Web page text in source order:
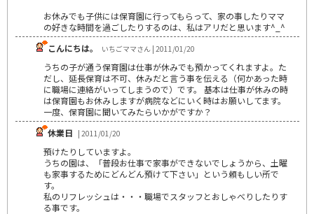
お休みでも子供には保育園に行ってもらって、家の事したりママ
の好きな時間を過ごしたりするのは、私はアリだと思います^_^
こんにちは。
いちごママさん | 2011/01/20
うちの子が通う保育園は仕事が休みでも預かってくれますよ。た
だし、延長保育は不可、休みだと言う事を伝える（何かあった時
に職場に連絡がいってしまうので）です。 基本は仕事が休みの時
は保育園もお休みしますが病院などにいく時はお願いしてます。
一度、保育園に聞いてみたらいかがですか？
休業日 | 2011/01/20
預けたりしていますよ。
うちの園は、「普段お仕事で家事ができないでしょうから、土曜
も家事するためにどんどん預けて下さい」という頼もしい所で
す。
私のリフレッシュは・・・職場でスタッフとおしゃべりしたりす
る事です。